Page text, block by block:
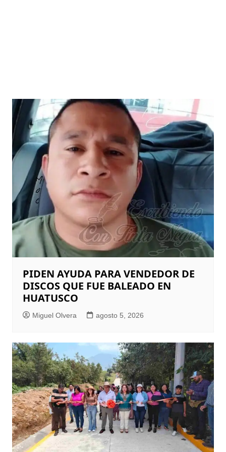
PIDEN AYUDA PARA VENDEDOR DE
DISCOS QUE FUE BALEADO EN
HUATUSCO
Miguel Olvera agosto 5, 2026